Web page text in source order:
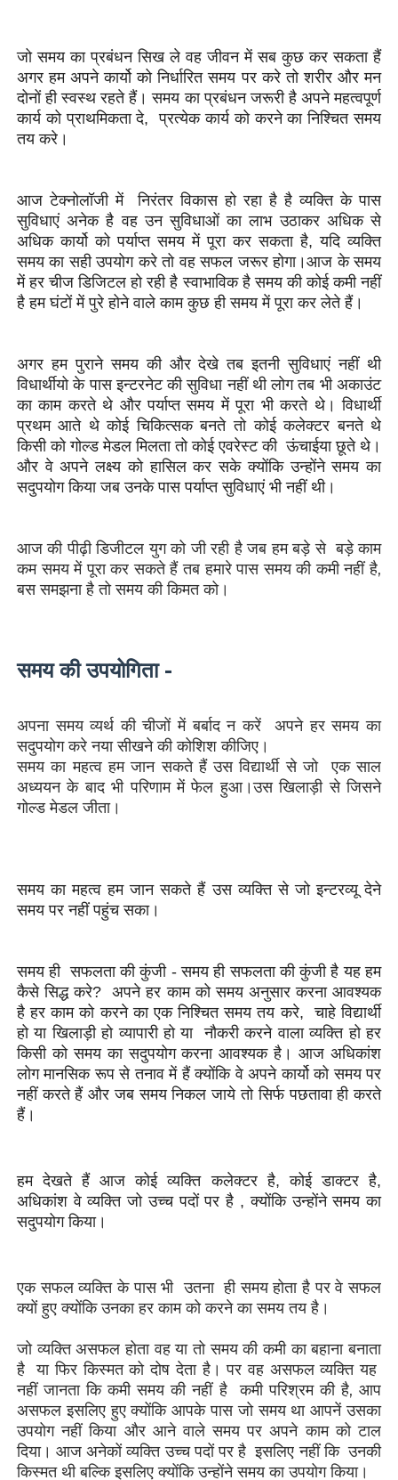
जो समय का प्रबंधन सिख ले वह जीवन में सब कुछ कर सकता हैं
अगर हम अपने कार्यो को निर्धारित समय पर करे तो शरीर और मन
दोनों ही स्वस्थ रहते हैं। समय का प्रबंधन जरूरी है अपने महत्वपूर्ण
कार्य को प्राथमिकता दे, प्रत्येक कार्य को करने का निश्चित समय
तय करे।
आज टेक्नोलॉजी में निरंतर विकास हो रहा है है व्यक्ति के पास
सुविधाएं अनेक है वह उन सुविधाओं का लाभ उठाकर अधिक से
अधिक कार्यो को पर्याप्त समय में पूरा कर सकता है, यदि व्यक्ति
समय का सही उपयोग करे तो वह सफल जरूर होगा।आज के समय
में हर चीज डिजिटल हो रही है स्वाभाविक है समय की कोई कमी नहीं
है हम घंटों में पुरे होने वाले काम कुछ ही समय में पूरा कर लेते हैं।
अगर हम पुराने समय की और देखे तब इतनी सुविधाएं नहीं थी
विधार्थीयो के पास इन्टरनेट की सुविधा नहीं थी लोग तब भी अकाउंट
का काम करते थे और पर्याप्त समय में पूरा भी करते थे। विधार्थी
प्रथम आते थे कोई चिकित्सक बनते तो कोई कलेक्टर बनते थे
किसी को गोल्ड मेडल मिलता तो कोई एवरेस्ट की ऊंचाईया छूते थे।
और वे अपने लक्ष्य को हासिल कर सके क्योंकि उन्होंने समय का
सदुपयोग किया जब उनके पास पर्याप्त सुविधाएं भी नहीं थी।
आज की पीढ़ी डिजीटल युग को जी रही है जब हम बड़े से बड़े काम
कम समय में पूरा कर सकते हैं तब हमारे पास समय की कमी नहीं है,
बस समझना है तो समय की किमत को।
समय की उपयोगिता -
अपना समय व्यर्थ की चीजों में बर्बाद न करें अपने हर समय का
सदुपयोग करे नया सीखने की कोशिश कीजिए।
समय का महत्व हम जान सकते हैं उस विद्यार्थी से जो एक साल
अध्ययन के बाद भी परिणाम में फेल हुआ।उस खिलाड़ी से जिसने
गोल्ड मेडल जीता।
समय का महत्व हम जान सकते हैं उस व्यक्ति से जो इन्टरव्यू देने
समय पर नहीं पहुंच सका।
समय ही सफलता की कुंजी - समय ही सफलता की कुंजी है यह हम
कैसे सिद्ध करे? अपने हर काम को समय अनुसार करना आवश्यक
है हर काम को करने का एक निश्चित समय तय करे, चाहे विद्यार्थी
हो या खिलाड़ी हो व्यापारी हो या नौकरी करने वाला व्यक्ति हो हर
किसी को समय का सदुपयोग करना आवश्यक है। आज अधिकांश
लोग मानसिक रूप से तनाव में हैं क्योंकि वे अपने कार्यो को समय पर
नहीं करते हैं और जब समय निकल जाये तो सिर्फ पछतावा ही करते
हैं।
हम देखते हैं आज कोई व्यक्ति कलेक्टर है, कोई डाक्टर है,
अधिकांश वे व्यक्ति जो उच्च पदों पर है , क्योंकि उन्होंने समय का
सदुपयोग किया।
एक सफल व्यक्ति के पास भी उतना ही समय होता है पर वे सफल
क्यों हुए क्योंकि उनका हर काम को करने का समय तय है।
जो व्यक्ति असफल होता वह या तो समय की कमी का बहाना बनाता
है या फिर किस्मत को दोष देता है। पर वह असफल व्यक्ति यह
नहीं जानता कि कमी समय की नहीं है कमी परिश्रम की है, आप
असफल इसलिए हुए क्योंकि आपके पास जो समय था आपनें उसका
उपयोग नहीं किया और आने वाले समय पर अपने काम को टाल
दिया। आज अनेकों व्यक्ति उच्च पदों पर है इसलिए नहीं कि उनकी
किस्मत थी बल्कि इसलिए क्योंकि उन्होंने समय का उपयोग किया।